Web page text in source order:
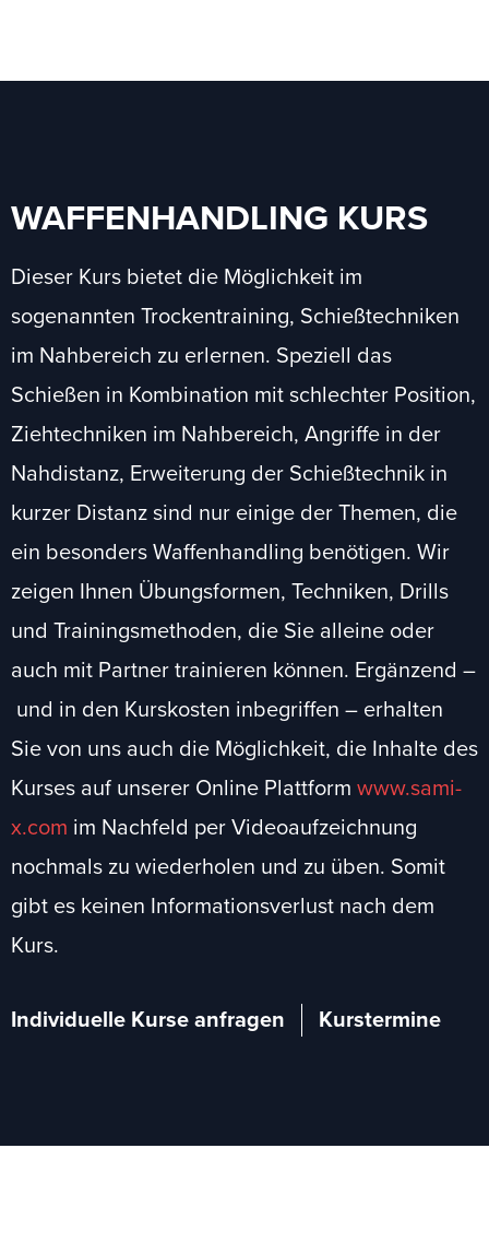
WAFFENHANDLING KURS
Dieser Kurs bietet die Möglichkeit im
sogenannten Trockentraining, Schießtechniken
im Nahbereich zu erlernen. Speziell das
Schießen in Kombination mit schlechter Position,
Ziehtechniken im Nahbereich, Angriffe in der
Nahdistanz, Erweiterung der Schießtechnik in
kurzer Distanz sind nur einige der Themen, die
ein besonders Waffenhandling benötigen. Wir
zeigen Ihnen Übungsformen, Techniken, Drills
und Trainingsmethoden, die Sie alleine oder
auch mit Partner trainieren können. Ergänzend –
und in den Kurskosten inbegriffen – erhalten
Sie von uns auch die Möglichkeit, die Inhalte des
Kurses auf unserer Online Plattform www.sami-
x.com im Nachfeld per Videoaufzeichnung
nochmals zu wiederholen und zu üben. Somit
gibt es keinen Informationsverlust nach dem
Kurs.
Individuelle Kurse anfragen Kurstermine